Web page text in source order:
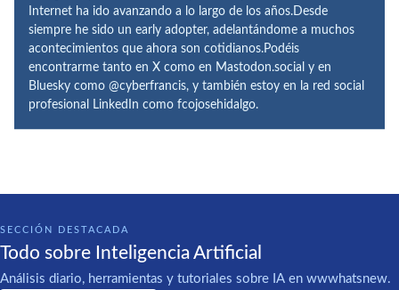
Internet ha ido avanzando a lo largo de los años.Desde
siempre he sido un early adopter, adelantándome a muchos
acontecimientos que ahora son cotidianos.Podéis
encontrarme tanto en X como en Mastodon.social y en
Bluesky como @cyberfrancis, y también estoy en la red social
profesional LinkedIn como fcojosehidalgo.
SECCIÓN DESTACADA
Todo sobre Inteligencia Artificial
Análisis diario, herramientas y tutoriales sobre IA en wwwhatsnew.